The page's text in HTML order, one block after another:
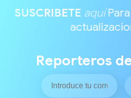
SUSCRIBETE aquí
Reporteros